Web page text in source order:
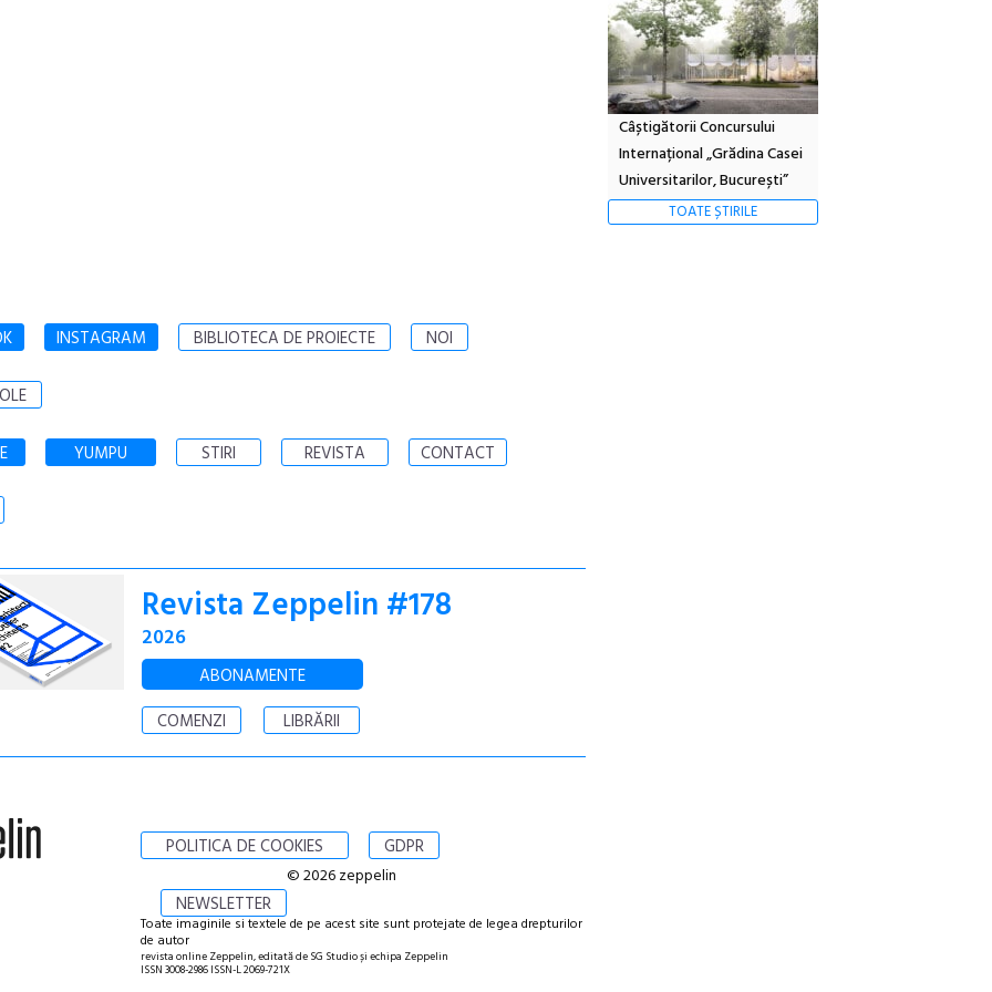
Câștigătorii Concursului
Internațional „Grădina Casei
Universitarilor, București”
TOATE ȘTIRILE
INSTAGRAM BIBLIOTECA DE PROIECTE NOI
YUMPU STIRI REVISTA CONTACT
Revista Zeppelin #178
2026
ABONAMENTE
COMENZI
LIBRĂRII
POLITICA DE COOKIES GDPR
NEWSLETTER
© 2026 zeppelin
Toate imaginile si textele de pe acest site sunt protejate de legea drepturilor
de autor
revista online Zeppelin, editată de SG Studio și echipa Zeppelin
ISSN 3008-2986 ISSN-L 2069-721X